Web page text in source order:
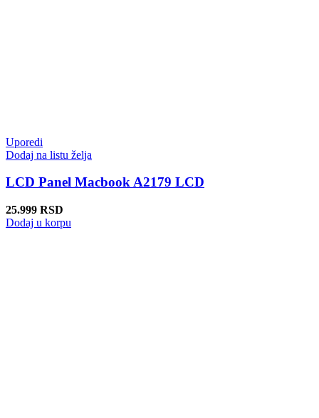
Uporedi
Dodaj na listu želja
LCD Panel Macbook A2179 LCD
25.999 RSD
Dodaj u korpu